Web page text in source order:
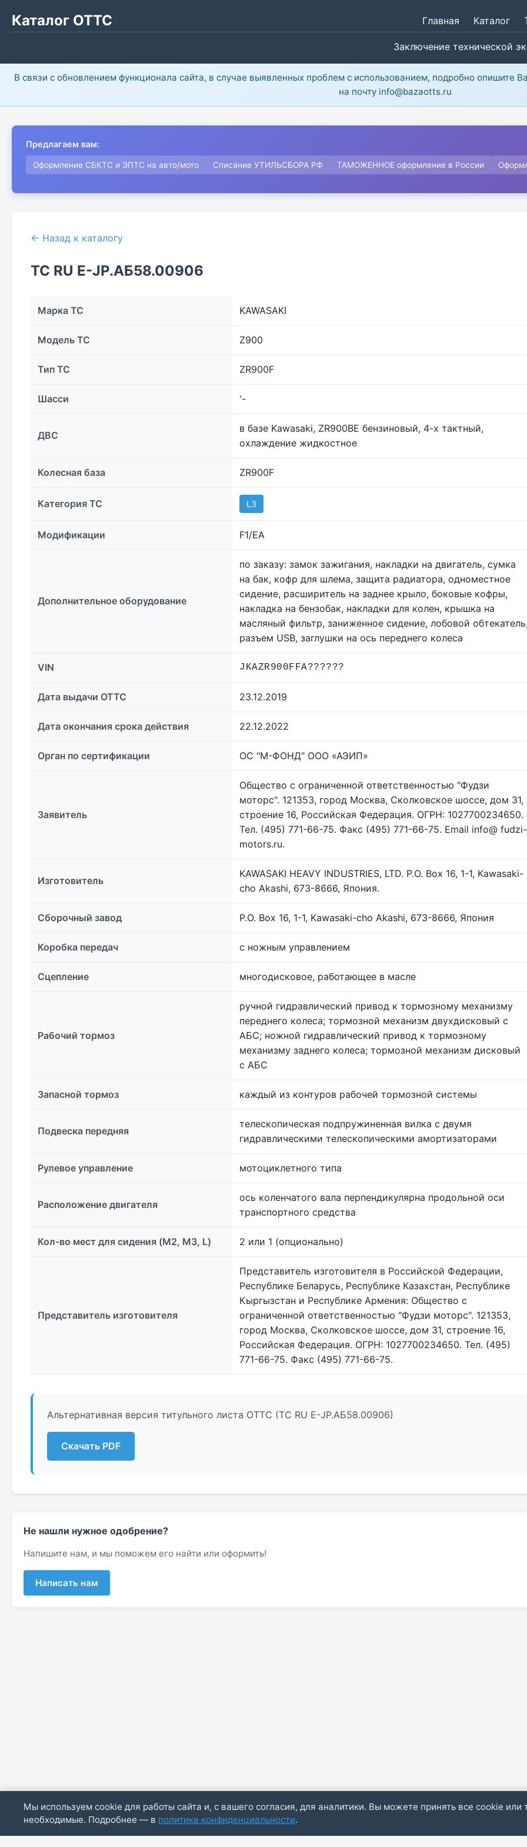
Каталог ОТТС Главная Каталог
Заключение технической
В связи с обновлением функционала сайта, в случае выявленных проблем с использованием, подробно опишите
на почту info@bazaotts.ru
Предлагаем вам:
Оформление СБКТС и ЭПТС на авто/мото Списание УТИЛЬСБОРА РФ ТАМОЖЕННОЕ оформление в России
← Назад к каталогу
ТС RU Е-JP.АБ58.00906
Марка ТС KAWASAKI
Модель ТС Z900
Тип ТС ZR900F
Шасси '-
ДВС
в базе Kawasaki, ZR900BE бензиновый, 4-х тактный,
охлаждение жидкостное
Колесная база ZR900F
Категория ТС L3
Модификации F1/EA
Дополнительное оборудование
по заказу: замок зажигания, накладки на двигатель, сумка
на бак, кофр для шлема, защита радиатора, одноместное
сидение, расширитель на заднее крыло, боковые кофры,
накладка на бензобак, накладки для колен, крышка на
масляный фильтр, заниженное сидение, лобовой
разъем USB, заглушки на ось переднего колеса
VIN JKAZR900FFA??????
Дата выдачи ОТТС 23.12.2019
Дата окончания срока действия 22.12.2022
Орган по сертификации ОС "М-ФОНД" ООО «АЭИП»
Заявитель
Общество с ограниченной ответственностью "Фудзи
моторс". 121353, город Москва, Сколковское шоссе, дом 31,
строение 16, Российская Федерация. ОГРН: 1027700234650.
Тел. (495) 771-66-75. Факс (495) 771-66-75. Email info@ fudzi-
motors.ru.
Изготовитель
KAWASAKI HEAVY INDUSTRIES, LTD. P.O. Box 16, 1-1, Kawasaki-
cho Akashi, 673-8666, Япония.
Сборочный завод P.O. Box 16, 1-1, Kawasaki-cho Akashi, 673-8666, Япония
Коробка передач с ножным управлением
Сцепление многодисковое, работающее в масле
Рабочий тормоз
ручной гидравлический привод к тормозному механизму
переднего колеса; тормозной механизм двухдисковый с
АБС; ножной гидравлический привод к тормозному
механизму заднего колеса; тормозной механизм дисковый
с АБС
Запасной тормоз каждый из контуров рабочей тормозной системы
Подвеска передняя
телескопическая подпружиненная вилка с двумя
гидравлическими телескопическими амортизаторами
Рулевое управление мотоциклетного типа
Расположение двигателя
ось коленчатого вала перпендикулярна продольной оси
транспортного средства
Кол-во мест для сидения (M2, M3, L) 2 или 1 (опционально)
Представитель изготовителя
Представитель изготовителя в Российской Федерации,
Республике Беларусь, Республике Казахстан, Республике
Кыргызстан и Республике Армения: Общество с
ограниченной ответственностью "Фудзи моторс". 121353,
город Москва, Сколковское шоссе, дом 31, строение 16,
Российская Федерация. ОГРН: 1027700234650. Тел. (495)
771-66-75. Факс (495) 771-66-75.
Альтернативная версия титульного листа ОТТС (ТС RU Е-JP.АБ58.00906)
Скачать PDF
Не нашли нужное одобрение?
Напишите нам, и мы поможем его найти или оформить!
Написать нам
Мы используем cookie для работы сайта и, с вашего согласия, для аналитики. Вы можете принять все cookie или
необходимые. Подробнее — в политике конфиденциальности.